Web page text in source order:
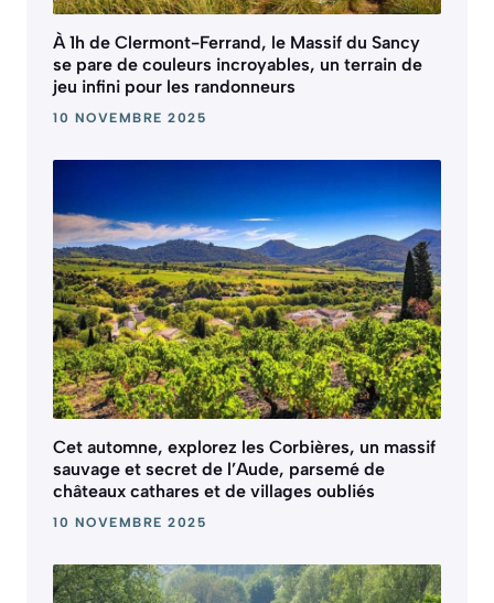
À 1h de Clermont-Ferrand, le Massif du Sancy
se pare de couleurs incroyables, un terrain de
jeu infini pour les randonneurs
10 NOVEMBRE 2025
Cet automne, explorez les Corbières, un massif
sauvage et secret de l’Aude, parsemé de
châteaux cathares et de villages oubliés
10 NOVEMBRE 2025